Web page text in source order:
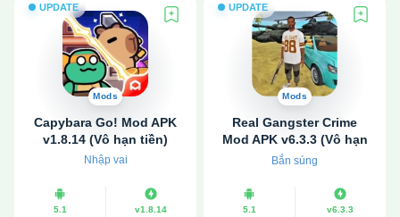
UPDATE
Mods
Capybara Go! Mod APK
v1.8.14 (Vô hạn tiền)
Nhập vai
5.1 v1.8.14
UPDATE
Mods
Real Gangster Crime
Mod APK v6.3.3 (Vô hạn
tiền, kim cương)
Bắn súng
5.1 v6.3.3